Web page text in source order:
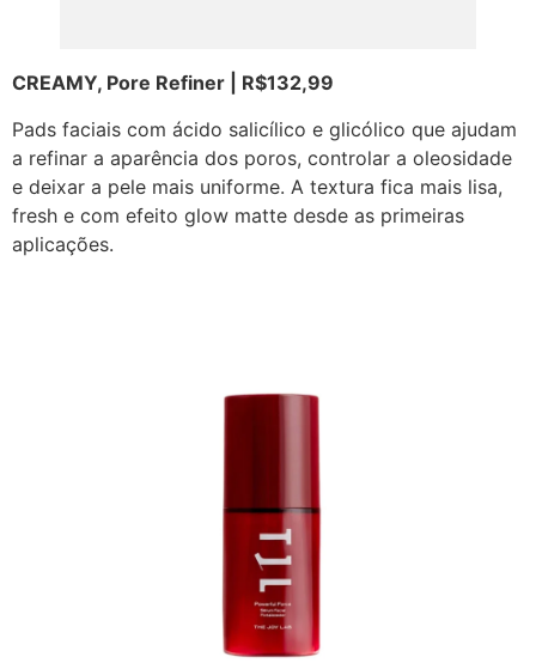
CREAMY, Pore Refiner | R$132,99
Pads faciais com ácido salicílico e glicólico que ajudam
a refinar a aparência dos poros, controlar a oleosidade
e deixar a pele mais uniforme. A textura fica mais lisa,
fresh e com efeito glow matte desde as primeiras
aplicações.